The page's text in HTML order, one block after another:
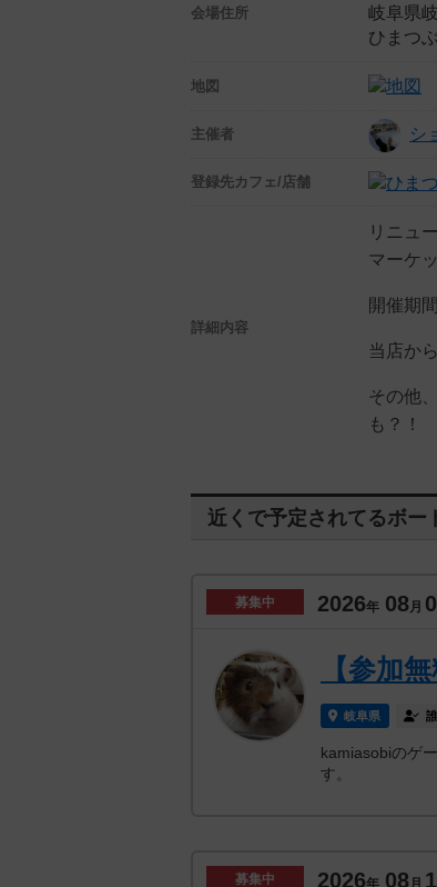
会場住所
岐阜県
ひまつ
地図
主催者 シ
登録先カフェ/店舗
詳細内容
リニュ
マーケ
開催期
当店か
その他
も？！
近くで予定されてるボー
募集中 2026年 08 月
【参加
岐阜県
kamiasobiのゲ
す。
募集中 2026年 08 月